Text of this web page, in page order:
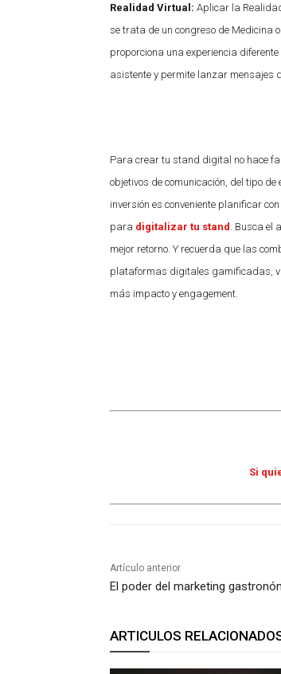
Realidad Virtual: Aplicar la
se trata de un congreso de Medicina
proporciona una experiencia
asistente y permite lanzar mensajes
Para crear tu stand digital no hace
objetivos de comunicación, del tipo
inversión es conveniente planificar
para digitalizar tu stand . Busca
mejor retorno. Y recuerda que las
plataformas digitales gamificadas,
más impacto y engagement.
Si
Artículo anterior
El poder del marketing
ARTICULOS